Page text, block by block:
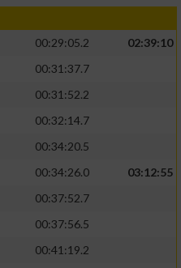
00:29:05.2
02:39:10
00:31:37.7
00:31:52.2
00:32:14.7
00:34:20.5
00:34:26.0
03:12:55
00:37:52.7
00:37:56.5
00:41:19.2